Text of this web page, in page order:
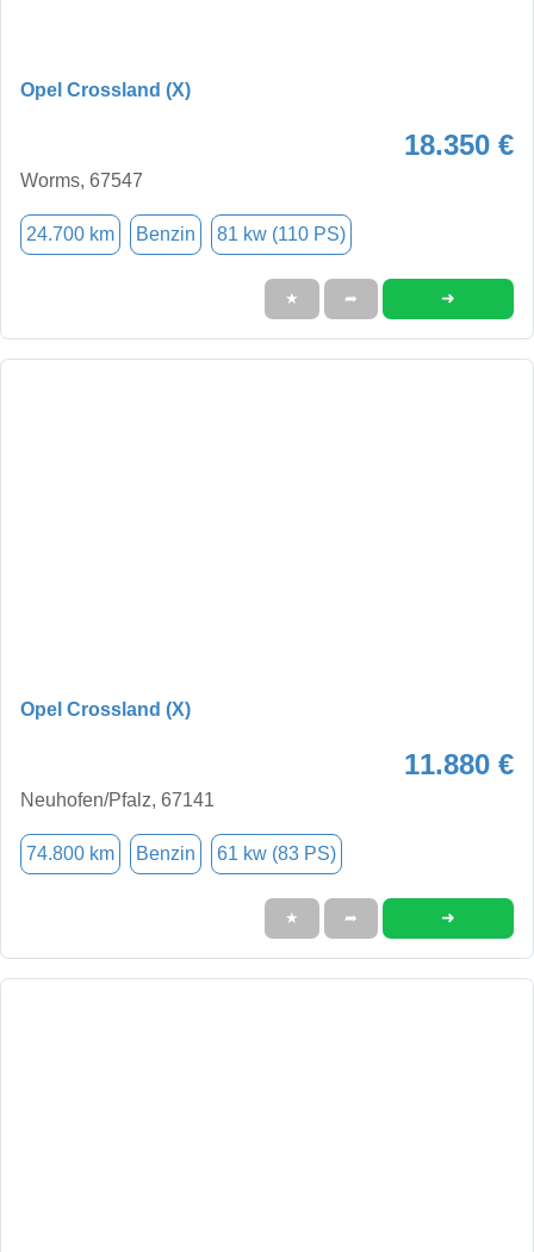
Opel Crossland (X)
18.350 €
Worms, 67547
24.700 km Benzin 81 kw (110 PS)
★ ➦ ➜
Opel Crossland (X)
11.880 €
Neuhofen/Pfalz, 67141
74.800 km Benzin 61 kw (83 PS)
★ ➦ ➜